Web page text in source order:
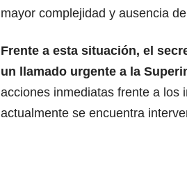
mayor complejidad y ausencia
Frente a esta situación, el
un llamado urgente a la
acciones inmediatas frente a los
actualmente se encuentra